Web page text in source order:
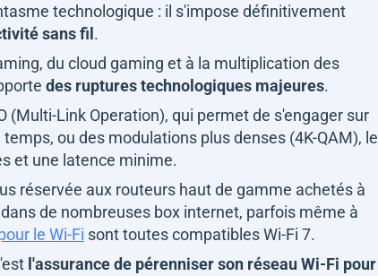
technologique : il s'impose définitivement
sans fil .
du cloud gaming et à la multiplication des
des ruptures technologiques majeures.
(Multi-Link Operation), qui permet de s'engager sur
ou des modulations plus denses (4K-QAM), le
et une latence minime.
réservée aux routeurs haut de gamme achetés à
de nombreuses box internet, parfois même à
le Wi-Fi sont toutes compatibles Wi-Fi 7.
l'assurance de pérenniser son réseau Wi-Fi pour